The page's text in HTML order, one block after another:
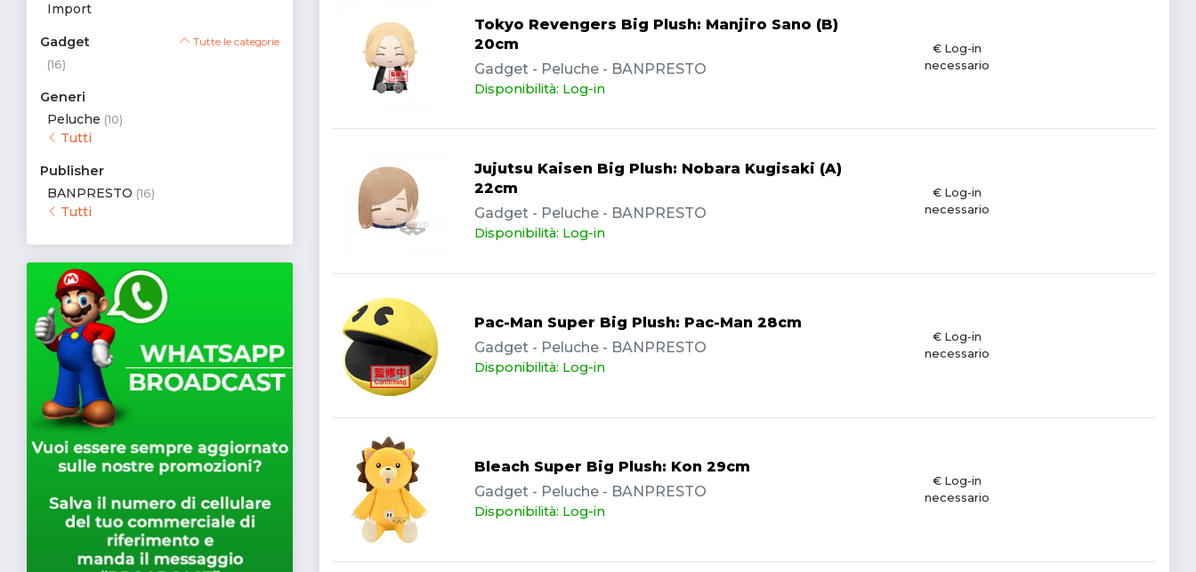
Import
Gadget Tutte le categorie
(16)
Generi
Peluche (10)
Tutti
Publisher
BANPRESTO (16)
Tutti
Tokyo Revengers Big Plush: Manjiro Sano (B)
20cm
Gadget - Peluche - BANPRESTO
Disponibilità: Log-in
€ Log-in
necessario
Jujutsu Kaisen Big Plush: Nobara Kugisaki (A)
22cm
Gadget - Peluche - BANPRESTO
Disponibilità: Log-in
€ Log-in
necessario
Pac-Man Super Big Plush: Pac-Man 28cm
Gadget - Peluche - BANPRESTO
Disponibilità: Log-in
€ Log-in
necessario
Bleach Super Big Plush: Kon 29cm
Gadget - Peluche - BANPRESTO
Disponibilità: Log-in
€ Log-in
necessario